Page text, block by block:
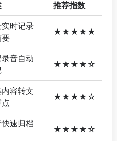
推荐指数
时记录
要
★★★★★
音自动
★★★★☆
容转文
★★★★☆
速归档
★★★★☆